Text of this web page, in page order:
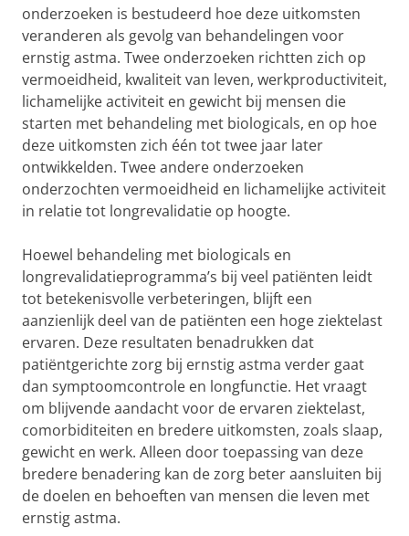
onderzoeken is bestudeerd hoe deze uitkomsten
veranderen als gevolg van behandelingen voor
ernstig astma. Twee onderzoeken richtten zich op
vermoeidheid, kwaliteit van leven, werkproductiviteit,
lichamelijke activiteit en gewicht bij mensen die
starten met behandeling met biologicals, en op hoe
deze uitkomsten zich één tot twee jaar later
ontwikkelden. Twee andere onderzoeken
onderzochten vermoeidheid en lichamelijke activiteit
in relatie tot longrevalidatie op hoogte.
Hoewel behandeling met biologicals en
longrevalidatieprogramma’s bij veel patiënten leidt
tot betekenisvolle verbeteringen, blijft een
aanzienlijk deel van de patiënten een hoge ziektelast
ervaren. Deze resultaten benadrukken dat
patiëntgerichte zorg bij ernstig astma verder gaat
dan symptoomcontrole en longfunctie. Het vraagt
om blijvende aandacht voor de ervaren ziektelast,
comorbiditeiten en bredere uitkomsten, zoals slaap,
gewicht en werk. Alleen door toepassing van deze
bredere benadering kan de zorg beter aansluiten bij
de doelen en behoeften van mensen die leven met
ernstig astma.